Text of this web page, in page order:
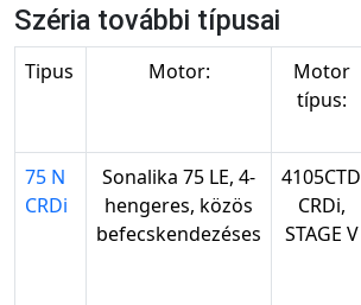
Széria további típusai
Tipus Motor:
Motor
típus:
75 N
CRDi
Sonalika 75 LE, 4-
hengeres, közös
befecskendezéses
4105CTD
CRDi,
STAGE V